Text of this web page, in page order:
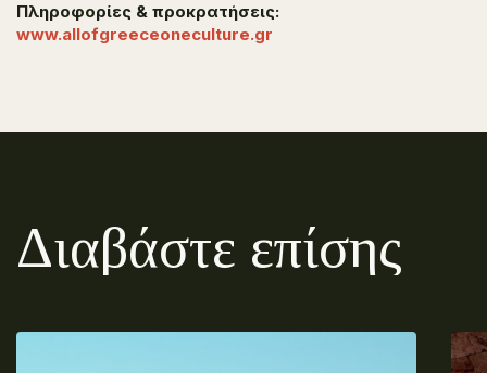
Πληροφορίες & προκρατήσεις:
www.allofgreeceoneculture.gr
Διαβάστε επίσης